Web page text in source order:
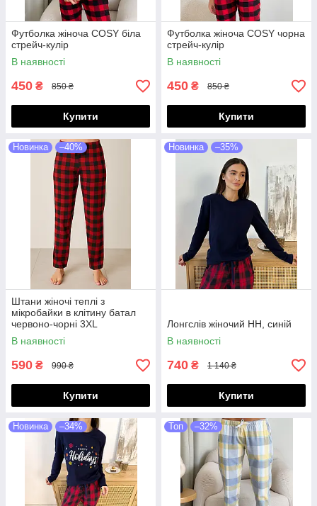
Футболка жіноча COSY біла
стрейч-кулір
В наявності
450 ₴ 850 ₴
Купити
Футболка жіноча COSY чорна
стрейч-кулір
В наявності
450 ₴ 850 ₴
Купити
Новинка –40%
Штани жіночі теплі з
мікробайки в клітину батал
червоно-чорні 3XL
В наявності
590 ₴ 990 ₴
Купити
Новинка –35%
Лонгслів жіночий НН, синій
В наявності
740 ₴ 1 140 ₴
Купити
Новинка –34% Топ –32%